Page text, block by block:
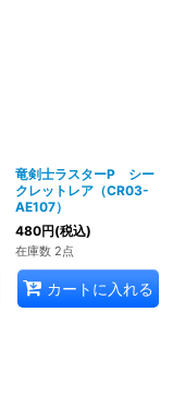
竜剣士ラスターP シー
クレットレア（CR03-
AE107）
480円(税込)
在庫数 2点
カートに入れる